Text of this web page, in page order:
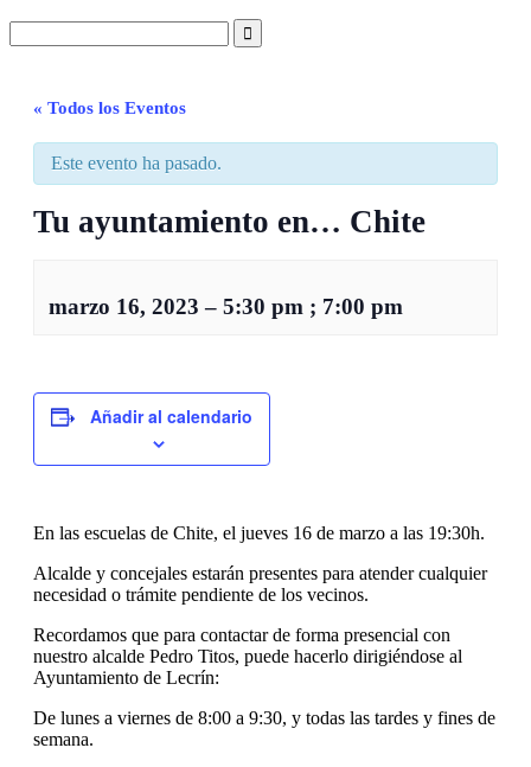
« Todos los Eventos
Este evento ha pasado.
Tu ayuntamiento en… Chite
marzo 16, 2023– 5:30 pm ; 7:00 pm
Añadir al calendario
En las escuelas de Chite, el jueves 16 de marzo a las 19:30h.
Alcalde y concejales estarán presentes para atender cualquier
necesidad o trámite pendiente de los vecinos.
Recordamos que para contactar de forma presencial con
nuestro alcalde Pedro Titos, puede hacerlo dirigiéndose al
Ayuntamiento de Lecrín:
De lunes a viernes de 8:00 a 9:30, y todas las tardes y fines de
semana.